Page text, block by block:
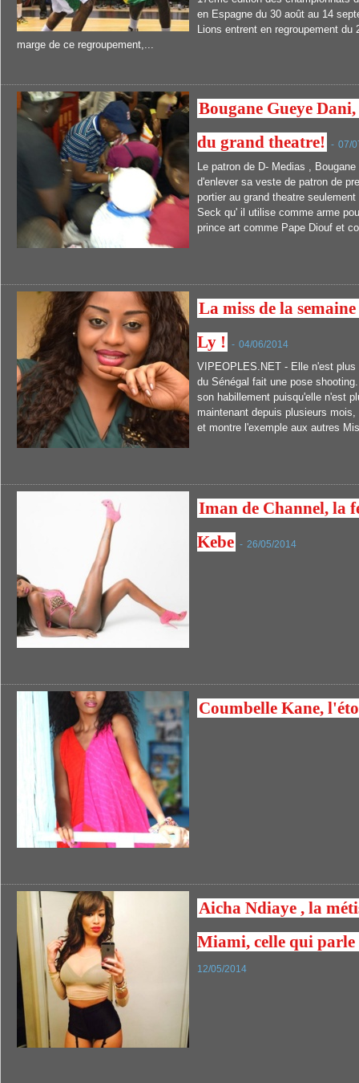
en Espagne du 30 août au 14
Lions entrent en regroupement du
marge de ce regroupement,...
Bougane Gueye
du grand theatre! - 07/
Le patron de D- Medias ,
d'enlever sa veste de patron de
portier au grand theatre
Seck qu' il utilise comme arme
prince art comme Pape Diouf et
La miss de la
Ly ! - 04/06/2014
VIPEOPLES.NET - Elle n'est
du Sénégal fait une pose
son habillement puisqu'elle n'est
maintenant depuis plusieurs
et montre l'exemple aux autres
Iman de Channel, la
Kebe - 26/05/2014
Coumbelle Kane,
Aicha Ndiaye , la
Miami, celle qui parle
12/05/2014